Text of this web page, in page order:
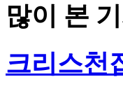
많이 본
크리스천